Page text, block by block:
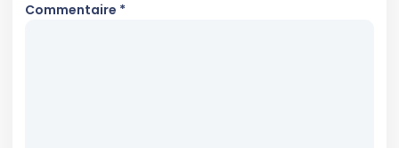
Commentaire *